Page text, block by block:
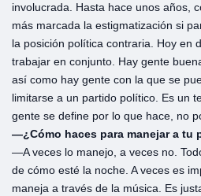
involucrada. Hasta hace unos años,
más marcada la estigmatización si
la posición política contraria. Hoy en
trabajar en conjunto. Hay gente
así como hay gente con la que se
limitarse a un partido político. Es un
gente se define por lo que hace, no
—¿Cómo haces para manejar a tu
—A veces lo manejo, a veces no.
de cómo esté la noche. A veces es
maneja a través de la música. Es